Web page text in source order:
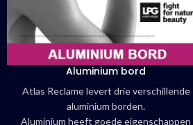
Aluminium bord
Atlas Reclame levert drie verschillende
aluminium borden.
Aluminium heeft goede eigenschappen